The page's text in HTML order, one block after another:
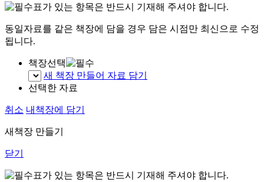
표가 있는 항목은 반드시 기재해 주셔야 합니다.
동일자료를 같은 책장에 담을 경우 담은 시점만 최신으로 수정
됩니다.
책장선택
새 책장 만들어 자료 담기
선택한 자료
취소 내책장에 담기
새책장 만들기
닫기
표가 있는 항목은 반드시 기재해 주셔야 합니다.